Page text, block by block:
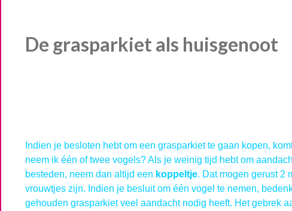
De grasparkiet als huisgenoot
Indien je besloten hebt om een grasparkiet te gaan kopen,
neem ik één of twee vogels? Als je weinig tijd hebt om
besteden, neem dan altijd een koppeltje. Dat mogen gerust 2
vrouwtjes zijn. Indien je besluit om één vogel te nemen,
gehouden grasparkiet veel aandacht nodig heeft. Het gebrek